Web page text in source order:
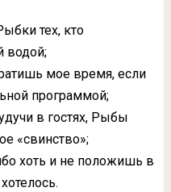
тех, кто
водой;
мое время, если
программой;
в гостях, Рыбы
«свинство»;
хоть и не положишь в